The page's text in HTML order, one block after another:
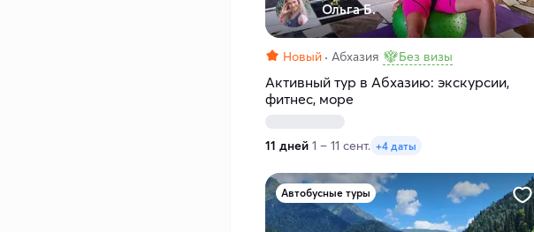
Ольга Б.
Новый Абхазия Без визы
Активный тур в Абхазию: экскурсии,
фитнес, море
11 дней 1 – 11 сент. +4 даты
Автобусные туры